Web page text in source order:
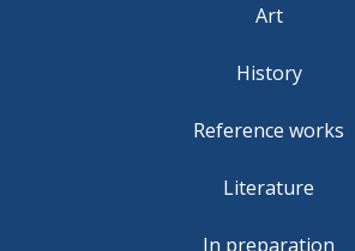
Art
History
Reference works
Literature
In preparation